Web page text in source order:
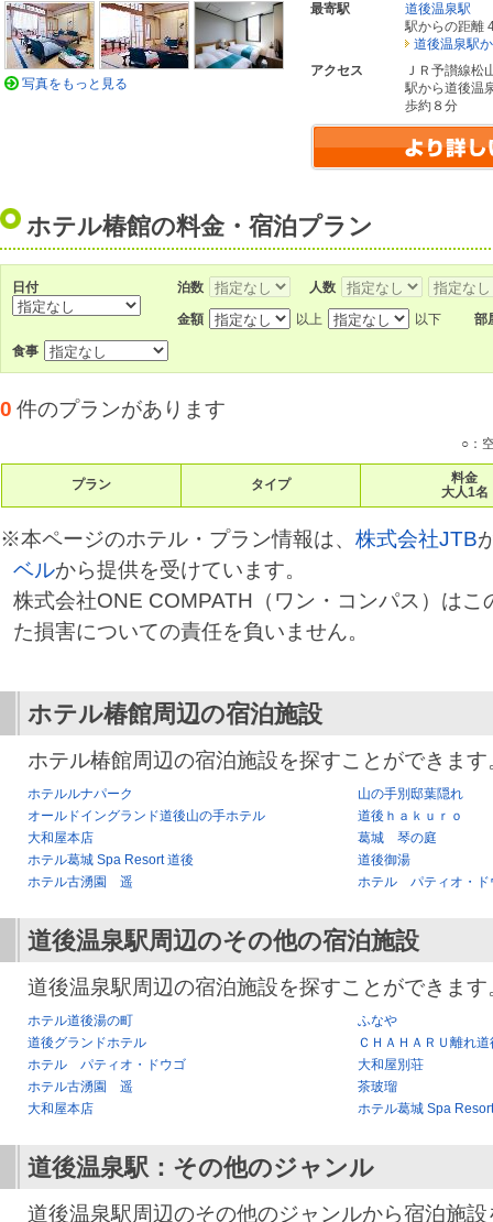
最寄駅
道後温泉駅
駅からの距離
道後温泉駅
アクセス
ＪＲ予讃線松
駅から道後温
歩約８分
写真をもっと見る
ホテル椿館の料金・宿泊プラン
日付 泊数 人数
金額 以上 以下 部
食事
0 件のプランがあります
○：
プラン タイプ
料金
大人1名
※本ページのホテル・プラン情報は、 株式会社JTB
ベルから提供を受けています。
株式会社ONE COMPATH（ワン・コンパス）はこ
た損害についての責任を負いません。
ホテル椿館周辺の宿泊施設
ホテル椿館周辺の宿泊施設を探すことができます
ホテルルナパーク
山の手別邸葉隠れ
オールドイングランド道後山の手ホテル
道後ｈａｋｕｒｏ
大和屋本店
葛城 琴の庭
ホテル葛城 Spa Resort 道後
道後御湯
ホテル古湧園 遥
ホテル パティオ・ド
道後温泉駅周辺のその他の宿泊施設
道後温泉駅周辺の宿泊施設を探すことができます
ホテル道後湯の町
ふなや
道後グランドホテル
ＣＨＡＨＡＲＵ離れ
ホテル パティオ・ドウゴ
大和屋別荘
ホテル古湧園 遥
茶玻瑠
大和屋本店
ホテル葛城 Spa
道後温泉駅 ：その他のジャンル
道後温泉駅周辺のその他のジャンルから宿泊施